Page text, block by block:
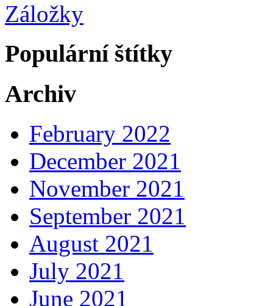
Záložky
Populární štítky
Archiv
February 2022
December 2021
November 2021
September 2021
August 2021
July 2021
June 2021